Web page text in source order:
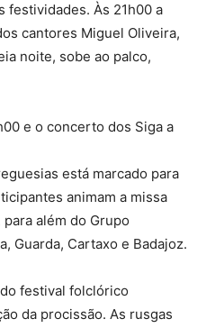
festividades. Às 21h00 a
cantores Miguel Oliveira,
noite, sobe ao palco,
e o concerto dos Siga a
está marcado para
animam a missa
além do Grupo
Guarda, Cartaxo e Badajoz.
festival folclórico
da procissão. As rusgas